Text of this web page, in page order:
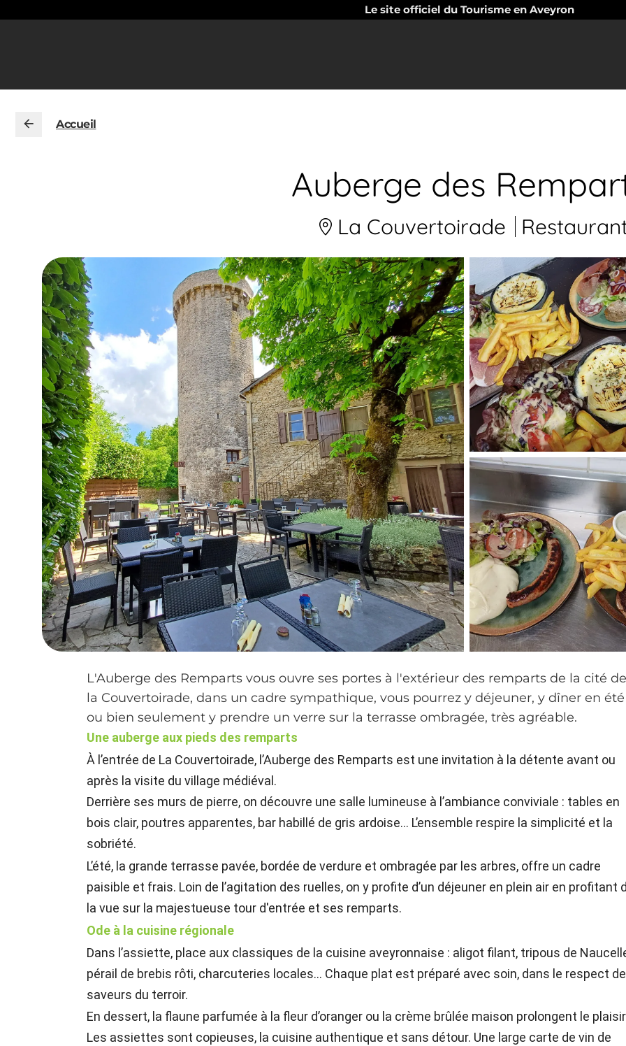
Le site officiel du Tourisme en Aveyron
Accueil
Auberge des
La Couvertoirade
L'Auberge des Remparts vous ouvre ses portes à l'extérieur des remparts de la cité de
la Couvertoirade, dans un cadre sympathique, vous pourrez y déjeuner, y dîner en été
ou bien seulement y prendre un verre sur la terrasse ombragée, très agréable.
Une auberge aux pieds des remparts
À l’entrée de La Couvertoirade, l’Auberge des Remparts est une invitation à la détente avant ou
après la visite du village médiéval.
Derrière ses murs de pierre, on découvre une salle lumineuse à l’ambiance conviviale : tables en
bois clair, poutres apparentes, bar habillé de gris ardoise… L’ensemble respire la simplicité et la
sobriété.
L’été, la grande terrasse pavée, bordée de verdure et ombragée par les arbres, offre un cadre
paisible et frais. Loin de l’agitation des ruelles, on y profite d’un déjeuner en plein air en profitant
la vue sur la majestueuse tour d'entrée et ses remparts.
Ode à la cuisine régionale
Dans l’assiette, place aux classiques de la cuisine aveyronnaise : aligot filant, tripous de
pérail de brebis rôti, charcuteries locales… Chaque plat est préparé avec soin, dans le respect
saveurs du terroir.
En dessert, la flaune parfumée à la fleur d’oranger ou la crème brûlée maison prolongent le
Les assiettes sont copieuses, la cuisine authentique et sans détour. Une large carte de vin de